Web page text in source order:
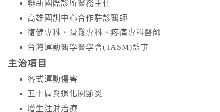
聯新國際診所醫務主任
高雄國訓中心合作駐診醫師
復健專科、骨鬆專科、疼痛專科醫師
台灣運動醫學醫學會(TASM)監事
主治項目
各式運動傷害
五十肩與退化關節炎
增生注射治療